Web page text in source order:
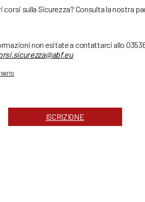
corsi sulla Sicurezza? Consulta la nostra
non esitate a contattarci allo
ISCRIZIONE